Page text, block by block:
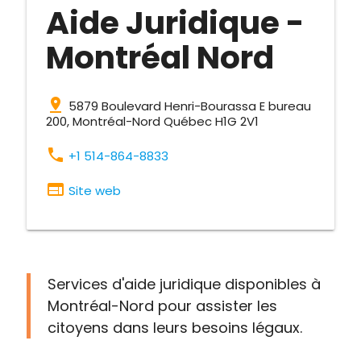
Aide Juridique -
Montréal Nord
pin_drop 5879 Boulevard Henri-Bourassa E bureau
200, Montréal-Nord Québec H1G 2V1
phone +1 514-864-8833
web Site web
Services d'aide juridique disponibles à
Montréal-Nord pour assister les
citoyens dans leurs besoins légaux.